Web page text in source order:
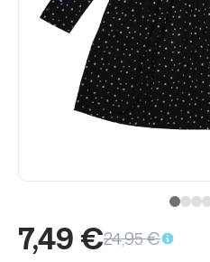
7,49 €24,95 €